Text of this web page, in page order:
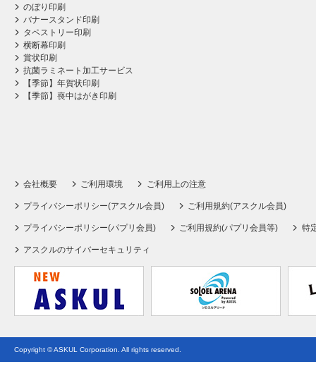
のぼり印刷
バナースタンド印刷
タペストリー印刷
横断幕印刷
賞状印刷
抗菌ラミネート加工サービス
【季節】年賀状印刷
【季節】喪中はがき印刷
会社概要 ご利用環境 ご利用上の注意
プライバシーポリシー(アスクル会員) ご利用規約(アスクル会員)
プライバシーポリシー(パプリ会員) ご利用規約(パプリ会員等) 特
アスクルのサイバーセキュリティ
Copyright © ASKUL Corporation. All rights reserved.